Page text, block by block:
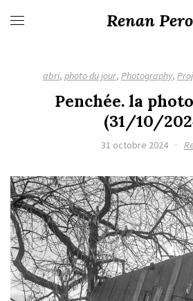
Renan
abri, photo du jour, Photography,
Penchée. la
(31/10/
31 octobre 2024 ·